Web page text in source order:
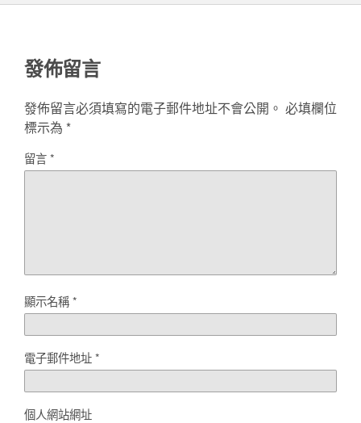
發佈留言
發佈留言必須填寫的電子郵件地址不會公開。 必填欄位
標示為 *
留言*
顯示名稱*
電子郵件地址*
個人網站網址